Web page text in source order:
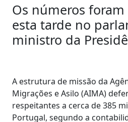
Os números
esta tarde no
ministro da
A estrutura de missão da
Migrações e Asilo (AIMA)
respeitantes a cerca de 385
Portugal, segundo a